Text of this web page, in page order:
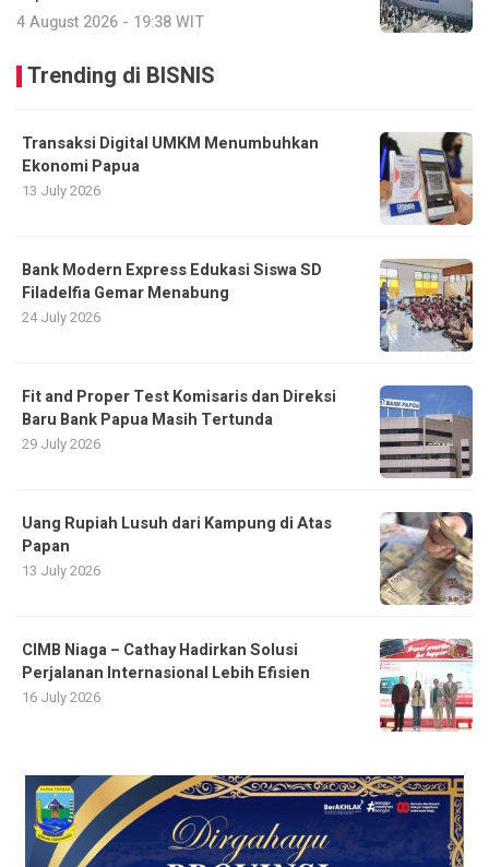
4 August 2026 - 19:38 WIT
Trending di BISNIS
Transaksi Digital UMKM Menumbuhkan
Ekonomi Papua
13 July 2026
Bank Modern Express Edukasi Siswa SD
Filadelfia Gemar Menabung
24 July 2026
Fit and Proper Test Komisaris dan Direksi
Baru Bank Papua Masih Tertunda
29 July 2026
Uang Rupiah Lusuh dari Kampung di Atas
Papan
13 July 2026
CIMB Niaga – Cathay Hadirkan Solusi
Perjalanan Internasional Lebih Efisien
16 July 2026